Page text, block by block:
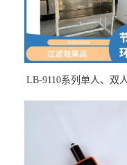
LB-9110系列单人、双